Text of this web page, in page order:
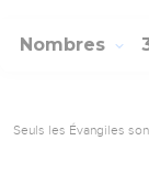
Nombres
Seuls les Évangiles